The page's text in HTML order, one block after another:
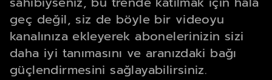
geç değil, siz de böyle bir videoyu
kanalınıza ekleyerek abonelerinizin sizi
daha iyi tanımasını ve aranızdaki bağı
güçlendirmesini sağlayabilirsiniz.